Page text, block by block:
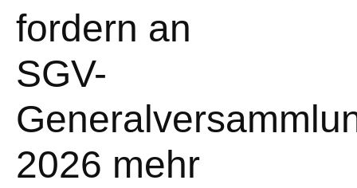
fordern an
SGV-
2026 mehr